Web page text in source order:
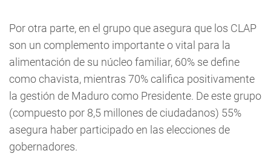
Por otra parte, en el grupo que asegura que los CLAP
son un complemento importante o vital para la
alimentación de su núcleo familiar, 60% se define
como chavista, mientras 70% califica positivamente
la gestión de Maduro como Presidente. De este grupo
(compuesto por 8,5 millones de ciudadanos) 55%
asegura haber participado en las elecciones de
gobernadores.